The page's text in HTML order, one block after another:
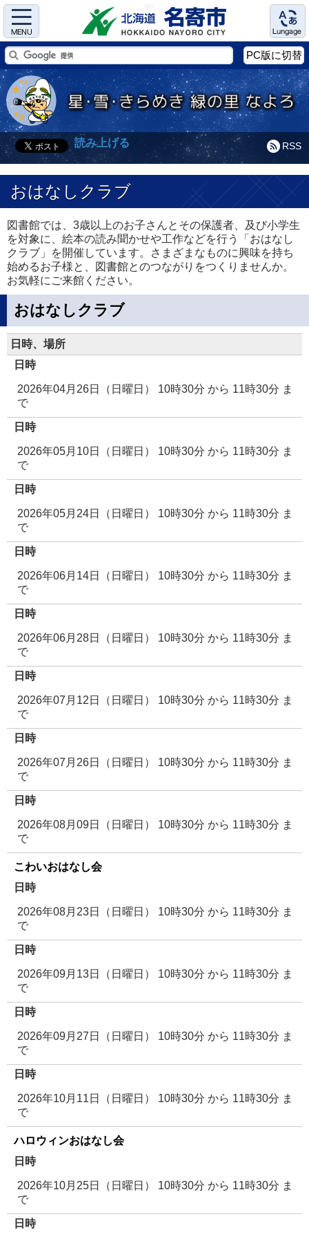
Menu Language
PC版に切替
RSS
読み上げる
おはなしクラブ
図書館では、3歳以上のお子さんとその保護者、及び小学生
を対象に、絵本の読み聞かせや工作などを行う「おはなし
クラブ」を開催しています。さまざまなものに興味を持ち
始めるお子様と、図書館とのつながりをつくりませんか。
お気軽にご来館ください。
おはなしクラブ
日時、場所
日時
2026年04月26日（日曜日） 10時30分 から 11時30分 ま
で
日時
2026年05月10日（日曜日） 10時30分 から 11時30分 ま
で
日時
2026年05月24日（日曜日） 10時30分 から 11時30分 ま
で
日時
2026年06月14日（日曜日） 10時30分 から 11時30分 ま
で
日時
2026年06月28日（日曜日） 10時30分 から 11時30分 ま
で
日時
2026年07月12日（日曜日） 10時30分 から 11時30分 ま
で
日時
2026年07月26日（日曜日） 10時30分 から 11時30分 ま
で
日時
2026年08月09日（日曜日） 10時30分 から 11時30分 ま
で
こわいおはなし会
日時
2026年08月23日（日曜日） 10時30分 から 11時30分 ま
で
日時
2026年09月13日（日曜日） 10時30分 から 11時30分 ま
で
日時
2026年09月27日（日曜日） 10時30分 から 11時30分 ま
で
日時
2026年10月11日（日曜日） 10時30分 から 11時30分 ま
で
ハロウィンおはなし会
日時
2026年10月25日（日曜日） 10時30分 から 11時30分 ま
で
日時